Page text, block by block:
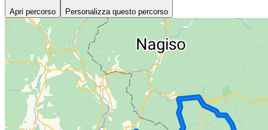
Apri percorso Personalizza questo percorso